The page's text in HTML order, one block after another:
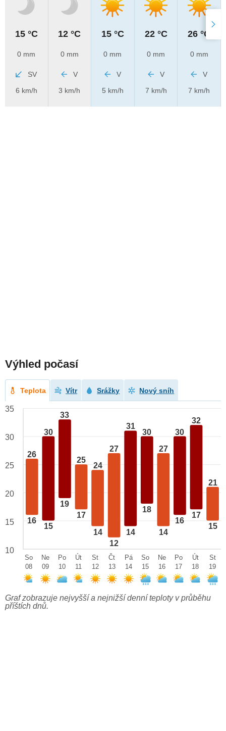
15 °C
0 mm
SV
6 km/h
12 °C
0 mm
V
3 km/h
15 °C
0 mm
V
5 km/h
22 °C
0 mm
V
7 km/h
26 °C
0 mm
V
7 km/h
Výhled počasí
Teplota Vítr Srážky Nový sníh
26
16
30
15
33
19
25
17
24
14
27
12
31
14
30
18
27
14
30
16
32
17
21
15
35
30
25
20
15
10
So
08
Ne
09
Po
10
Út
11
St
12
Čt
13
Pá
14
So
15
Ne
16
Po
17
Út
18
St
19
Graf zobrazuje nejvyšší a nejnižší denní teploty v průběhu
příštích dnů.